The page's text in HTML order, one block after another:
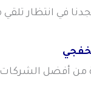
في انتظار تلقي
من أفضل الشركات